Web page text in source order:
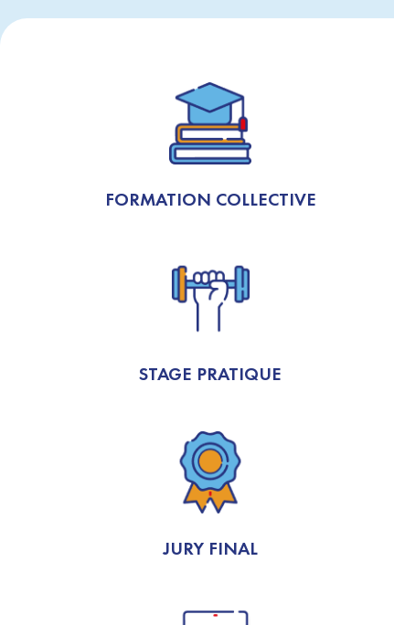
FORMATION COLLECTIVE
STAGE PRATIQUE
JURY FINAL